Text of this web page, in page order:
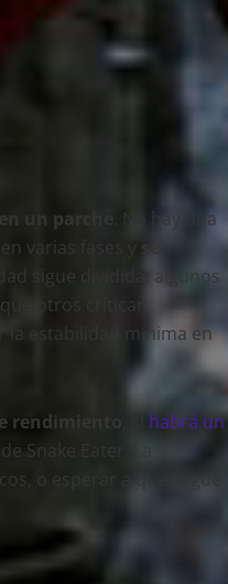
un parche
. No hay una
varias fases y
sigue dividida: algunos
otros critican
la estabilidad mínima en
rendimiento
habrá un
Snake Eater. La
o esperar a que llegue